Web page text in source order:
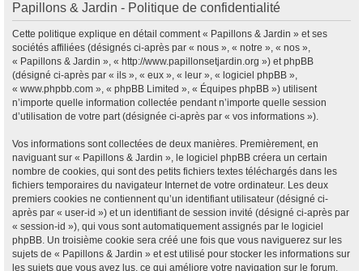
Papillons & Jardin - Politique de confidentialité
Cette politique explique en détail comment « Papillons & Jardin » et ses
sociétés affiliées (désignés ci-après par « nous », « notre », « nos »,
« Papillons & Jardin », « http://www.papillonsetjardin.org ») et phpBB
(désigné ci-après par « ils », « eux », « leur », « logiciel phpBB »,
« www.phpbb.com », « phpBB Limited », « Équipes phpBB ») utilisent
n’importe quelle information collectée pendant n’importe quelle session
d’utilisation de votre part (désignée ci-après par « vos informations »).
Vos informations sont collectées de deux manières. Premièrement, en
naviguant sur « Papillons & Jardin », le logiciel phpBB créera un certain
nombre de cookies, qui sont des petits fichiers textes téléchargés dans les
fichiers temporaires du navigateur Internet de votre ordinateur. Les deux
premiers cookies ne contiennent qu’un identifiant utilisateur (désigné ci-
après par « user-id ») et un identifiant de session invité (désigné ci-après par
« session-id »), qui vous sont automatiquement assignés par le logiciel
phpBB. Un troisième cookie sera créé une fois que vous naviguerez sur les
sujets de « Papillons & Jardin » et est utilisé pour stocker les informations sur
les sujets que vous avez lus, ce qui améliore votre navigation sur le forum.